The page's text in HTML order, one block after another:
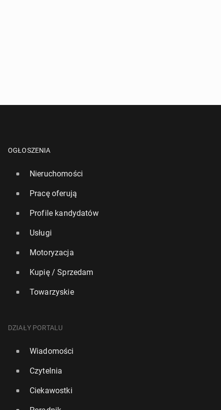
OGŁOSZENIA
Nieruchomości
Pracę oferują
Profile kandydatów
Usługi
Motoryzacja
Kupię / Sprzedam
Towarzyskie
DZIAŁY PORTALU
Wiadomości
Czytelnia
Ciekawostki